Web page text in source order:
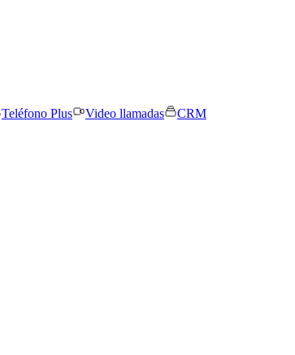
Teléfono Plus Video llamadas
CRM